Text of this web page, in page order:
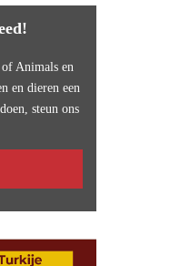
Animals en
en dieren een
steun ons